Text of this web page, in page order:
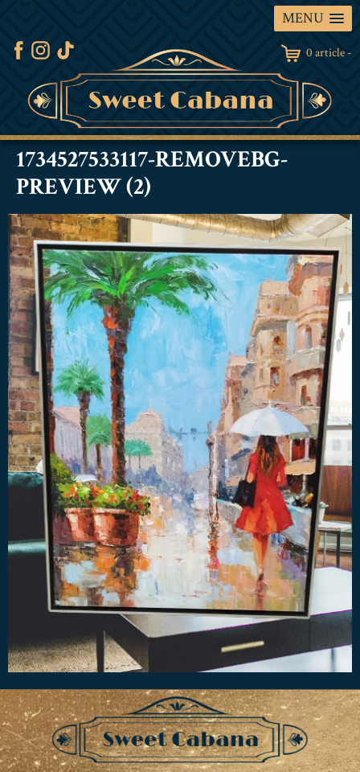
MENU
0 article -
1734527533117-REMOVEBG-
PREVIEW (2)